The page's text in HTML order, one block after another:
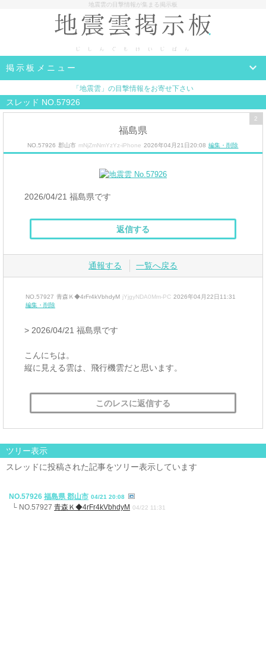
地震雲の目撃情報が集まる掲示板
掲示板メニュー
「地震雲」の目撃情報をお寄せ下さい
スレッド NO.57926
2
福島県
NO.57926 郡山市 mNjZmNmYzYz-iPhone 2026年04月21日20:08 編集・削除
2026/04/21 福島県です
返信する
通報する 一覧へ戻る
NO.57927 青森Ｋ◆4rFr4kVbhdyM jYjgyNDA0Mm-PC 2026年04月22日11:31
編集・削除
> 2026/04/21 福島県です
こんにちは。
縦に見える雲は、飛行機雲だと思います。
このレスに返信する
ツリー表示
スレッドに投稿された記事をツリー表示しています
NO.57926 福島県 郡山市 04/21 20:08
└ NO.57927 青森Ｋ◆4rFr4kVbhdyM 04/22 11:31